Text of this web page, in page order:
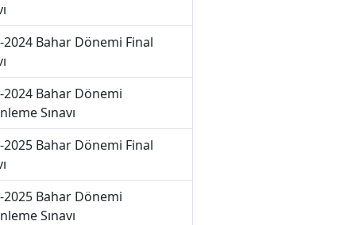
2024 Bahar Dönemi Final
2024 Bahar Dönemi
Sınavı
2025 Bahar Dönemi Final
2025 Bahar Dönemi
Sınavı